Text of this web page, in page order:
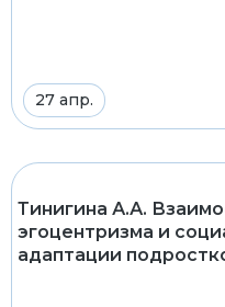
27 апр.
Тинигина А.А.
эгоцентризма и
адаптации